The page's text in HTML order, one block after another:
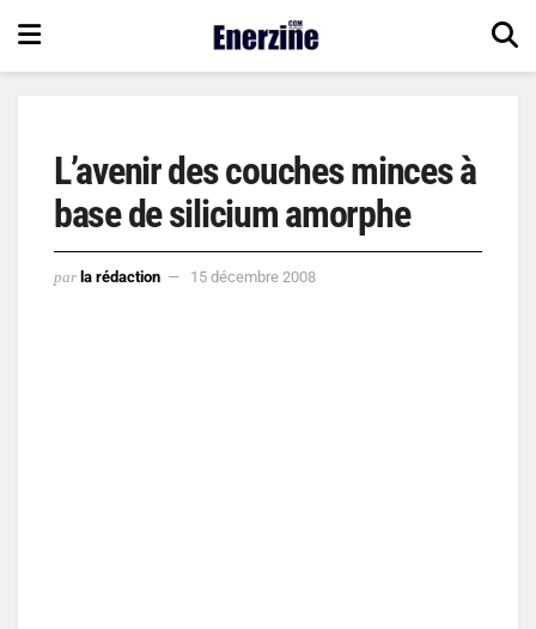
L’avenir des couches minces à
base de silicium amorphe
par la rédaction 15 décembre 2008